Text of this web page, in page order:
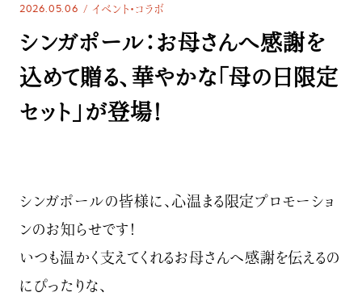
2026.05.06 イベント・コラボ
シンガポール：お母さんへ感謝を
込めて贈る、華やかな「母の日限定
セット」が登場！
シンガポールの皆様に、心温まる限定プロモーショ
ンのお知らせです！
いつも温かく支えてくれるお母さんへ感謝を伝えるの
にぴったりな、